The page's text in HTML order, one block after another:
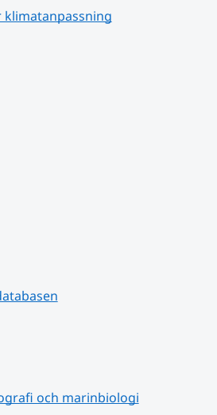
webbplats.
och marinbiologi